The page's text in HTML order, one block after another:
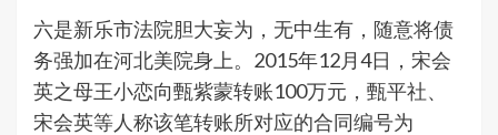
六是新乐市法院胆大妄为，无中生有，随意将债
务强加在河北美院身上。2015年12月4日，宋会
英之母王小恋向甄紫蒙转账100万元，甄平社、
宋会英等人称该笔转账所对应的合同编号为